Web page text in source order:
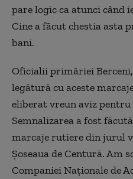
pare logic ca atunci când
Cine a făcut chestia asta
bani.
Oficialii primăriei
legătură cu aceste
eliberat vreun aviz
Semnalizarea a fost
marcaje rutiere din jurul
Șoseaua de Centură. Am
Companiei Naționale de